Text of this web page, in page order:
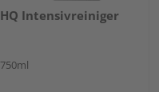
HQ Intensivreiniger
750ml